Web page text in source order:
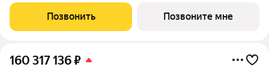
площадью 3,7 га расположен на Кутузовском проспекте и
воплощает новую
Позвонить Позвоните мне
160 317 136₽